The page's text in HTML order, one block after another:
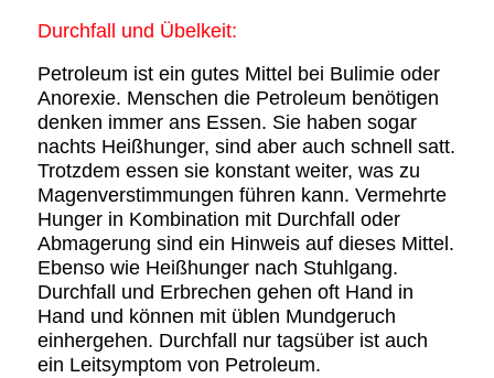
Durchfall und Übelkeit:
Petroleum ist ein gutes Mittel bei Bulimie oder
Anorexie. Menschen die Petroleum benötigen
denken immer ans Essen. Sie haben sogar
nachts Heißhunger, sind aber auch schnell satt.
Trotzdem essen sie konstant weiter, was zu
Magenverstimmungen führen kann. Vermehrte
Hunger in Kombination mit Durchfall oder
Abmagerung sind ein Hinweis auf dieses Mittel.
Ebenso wie Heißhunger nach Stuhlgang.
Durchfall und Erbrechen gehen oft Hand in
Hand und können mit üblen Mundgeruch
einhergehen. Durchfall nur tagsüber ist auch
ein Leitsymptom von Petroleum.